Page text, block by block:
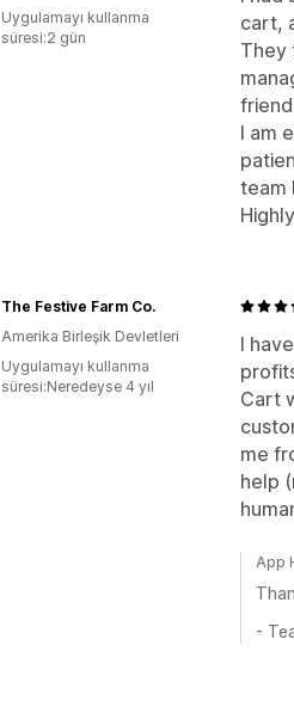
cart,
They
I am
team
Uygulamayı kullanma
süresi:2 gün
I
Cart
me
help
The Festive Farm Co.
Amerika Birleşik Devletleri
Uygulamayı kullanma
süresi:Neredeyse 4 yıl
App
-